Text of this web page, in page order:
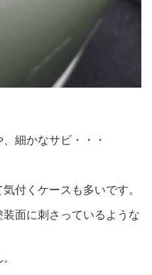
細かなサビ・・・
付くケースも多いです。
面に刺さっているような